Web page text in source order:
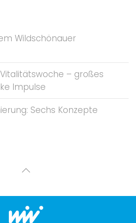
Wildschönauer
– großes
Impulse
Sechs Konzepte